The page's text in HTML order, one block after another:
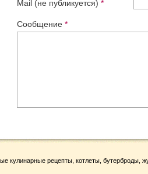
Mail (не публикуется) *
Сообщение *
кулинарные рецепты, котлеты, бутерброды,